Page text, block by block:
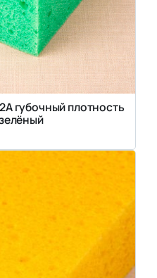
губочный плотность